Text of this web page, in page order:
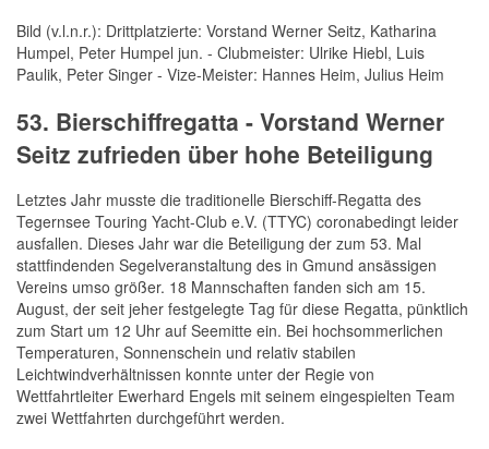
Bild (v.l.n.r.): Drittplatzierte: Vorstand Werner Seitz, Katharina
Humpel, Peter Humpel jun. - Clubmeister: Ulrike Hiebl, Luis
Paulik, Peter Singer - Vize-Meister: Hannes Heim, Julius Heim
53. Bierschiffregatta - Vorstand Werner
Seitz zufrieden über hohe Beteiligung
Letztes Jahr musste die traditionelle Bierschiff-Regatta des
Tegernsee Touring Yacht-Club e.V. (TTYC) coronabedingt leider
ausfallen. Dieses Jahr war die Beteiligung der zum 53. Mal
stattfindenden Segelveranstaltung des in Gmund ansässigen
Vereins umso größer. 18 Mannschaften fanden sich am 15.
August, der seit jeher festgelegte Tag für diese Regatta, pünktlich
zum Start um 12 Uhr auf Seemitte ein. Bei hochsommerlichen
Temperaturen, Sonnenschein und relativ stabilen
Leichtwindverhältnissen konnte unter der Regie von
Wettfahrtleiter Ewerhard Engels mit seinem eingespielten Team
zwei Wettfahrten durchgeführt werden.